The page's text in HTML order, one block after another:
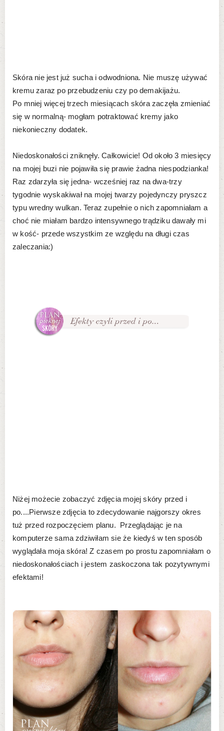
Skóra nie jest już sucha i odwodniona. Nie muszę używać
kremu zaraz po przebudzeniu czy po demakijażu.
Po mniej więcej trzech miesiącach skóra zaczęła zmieniać
się w normalną- mogłam potraktować kremy jako
niekonieczny dodatek.
Niedoskonałości zniknęły. Całkowicie! Od około 3 miesięcy
na mojej buzi nie pojawiła się prawie żadna niespodzianka!
Raz zdarzyła się jedna- wcześniej raz na dwa-trzy
tygodnie wyskakiwał na mojej twarzy pojedynczy pryszcz
typu wredny wulkan. Teraz zupełnie o nich zapomniałam a
choć nie miałam bardzo intensywnego trądziku dawały mi
w kość- przede wszystkim ze względu na długi czas
zaleczania:)
Niżej możecie zobaczyć zdjęcia mojej skóry przed i
po....Pierwsze zdjęcia to zdecydowanie najgorszy okres
tuż przed rozpoczęciem planu. Przeglądając je na
komputerze sama zdziwiłam sie że kiedyś w ten sposób
wyglądała moja skóra! Z czasem po prostu zapomniałam o
niedoskonałościach i jestem zaskoczona tak pozytywnymi
efektami!